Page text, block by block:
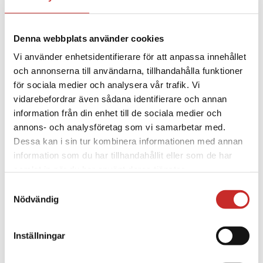
Denna webbplats använder cookies
Vi använder enhetsidentifierare för att anpassa innehållet
och annonserna till användarna, tillhandahålla funktioner
för sociala medier och analysera vår trafik. Vi
vidarebefordrar även sådana identifierare och annan
information från din enhet till de sociala medier och
annons- och analysföretag som vi samarbetar med.
Dessa kan i sin tur kombinera informationen med annan
information som du har tillhandahållit eller som de har
Vi placerar inga icke-nödvändiga cookies utan att du har
samtyckt till det. Du har rätt att när som helst återkalla
ditt samtycke, vilket du gör via inställningarna nedan. Du
kan närsomhelst justera inställningarna som du når via
Nödvändig
Inställningar
2316-251027 Snabbguide Så kommer du
Suositukset eri
tutkimustilanteissa –
Tandem t:slim X2 ja
Dexcom CGM -
insuliinipumppujärjestelmä
2 SIVUJA FI-2235-250811
Rekommendationer vid olika
undersökningar_Digitalfil FI-2235-250811
undersökningar_Digitalfil FI-2235-250811
undersökningar_Digitalfil FI-2235-250811